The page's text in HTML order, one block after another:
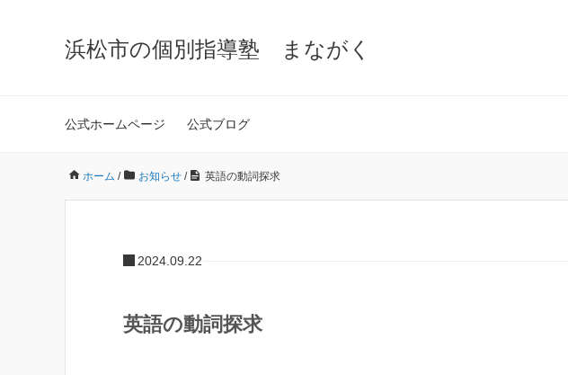
浜松市の個別指導塾 まながく
公式ホームページ 公式ブログ
ホーム / お知らせ / 英語の動詞探求
2024.09.22
英語の動詞探求